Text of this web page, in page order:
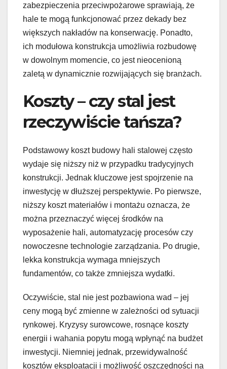
zabezpieczenia przeciwpożarowe sprawiają, że
hale te mogą funkcjonować przez dekady bez
większych nakładów na konserwację. Ponadto,
ich modułowa konstrukcja umożliwia rozbudowę
w dowolnym momencie, co jest nieocenioną
zaletą w dynamicznie rozwijających się branżach.
Koszty – czy stal jest
rzeczywiście tańsza?
Podstawowy koszt budowy hali stalowej często
wydaje się niższy niż w przypadku tradycyjnych
konstrukcji. Jednak kluczowe jest spojrzenie na
inwestycję w dłuższej perspektywie. Po pierwsze,
niższy koszt materiałów i montażu oznacza, że
można przeznaczyć więcej środków na
wyposażenie hali, automatyzację procesów czy
nowoczesne technologie zarządzania. Po drugie,
lekka konstrukcja wymaga mniejszych
fundamentów, co także zmniejsza wydatki.
Oczywiście, stal nie jest pozbawiona wad – jej
ceny mogą być zmienne w zależności od sytuacji
rynkowej. Kryzysy surowcowe, rosnące koszty
energii i wahania popytu mogą wpłynąć na budżet
inwestycji. Niemniej jednak, przewidywalność
kosztów eksploatacji i możliwość oszczędności na